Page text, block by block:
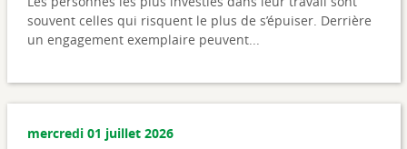
souvent celles qui risquent le plus de s’épuiser. Derrière
un engagement exemplaire peuvent...
mercredi 01 juillet 2026